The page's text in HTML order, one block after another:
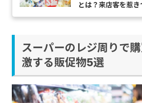
とは？来店客を惹
スーパーのレジ周りで
激する販促物5選